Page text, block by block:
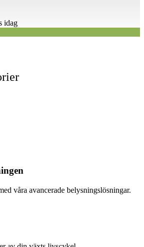
idag
våra avancerade belysningslösningar.